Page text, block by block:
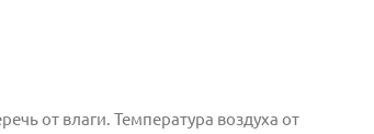
от влаги. Температура воздуха от